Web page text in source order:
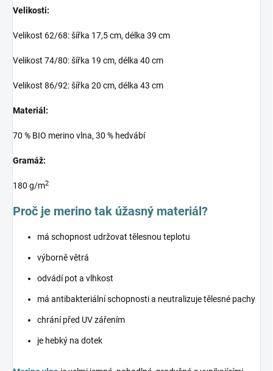
Velikosti:
Velikost 62/68: šířka 17,5 cm, délka 39 cm
Velikost 74/80: šířka 19 cm, délka 40 cm
Velikost 86/92: šířka 20 cm, délka 43 cm
Materiál:
70 % BIO merino vlna, 30 % hedvábí
Gramáž:
180 g/m2
Proč je merino tak úžasný materiál?
má schopnost udržovat tělesnou teplotu
výborně větrá
odvádí pot a vlhkost
má antibakteriální schopnosti a neutralizuje tělesné pachy
chrání před UV zářením
je hebký na dotek